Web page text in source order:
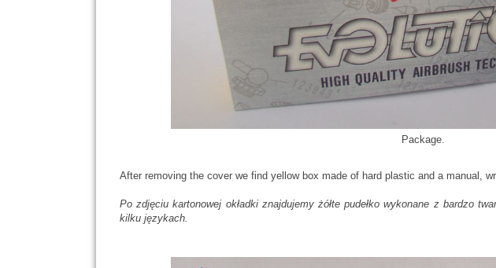
Package.
After removing the cover we find yellow box made of hard plastic and a manual,
Po zdjęciu kartonowej okładki znajdujemy żółte pudełko wykonane z bardzo
kilku językach.